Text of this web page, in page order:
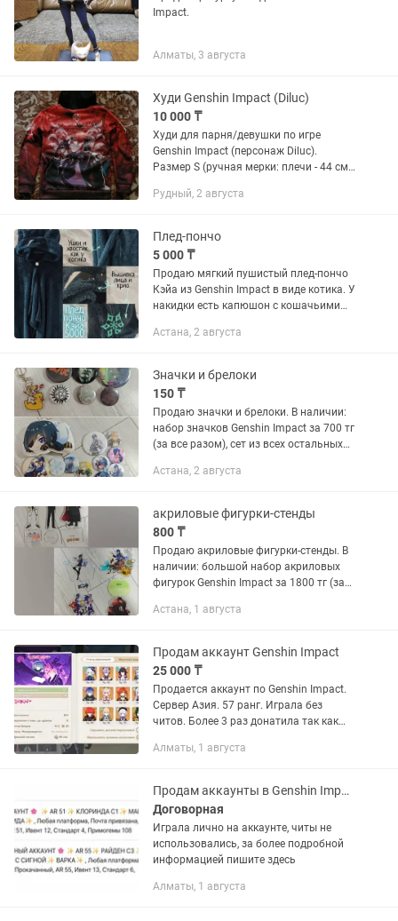
Impact.
Алматы, 3 августа
Худи Genshin Impact (Diluc)
10 000 ₸
Худи для парня/девушки по игре
Genshin Impact (персонаж Diluc).
Размер S (ручная мерки: плечи - 44 см,
Рудный, 2 августа
Плед-пончо
5 000 ₸
Продаю мягкий пушистый плед-пончо
Кэйа из Genshin Impact в виде котика. У
накидки есть капюшон с кошачьими
вышивка лица на капюшоне и знака
Астана, 2 августа
Значки и брелоки
150 ₸
Продаю значки и брелоки. В наличии:
набор значков Genshin Impact за 700 тг
(за все разом), сет из всех остальных
акриловый брелок Люцифер из Отель
Астана, 2 августа
акриловые фигурки-стенды
800 ₸
Продаю акриловые фигурки-стенды. В
наличии: большой набор акриловых
фигурок Genshin Impact за 1800 тг (за
бензопила за 800 тг и фигурка Бруно
Астана, 1 августа
Продам аккаунт Genshin Impact
25 000 ₸
Продается аккаунт по Genshin Impact.
Сервер Азия. 57 ранг. Играла без
читов. Более 3 раз донатила так как
не зачищены полностью и можно
Алматы, 1 августа
Продам аккаунты в Genshin Impact
Договорная
Играла лично на аккаунте, читы не
использовались, за более подробной
информацией пишите здесь
Алматы, 1 августа